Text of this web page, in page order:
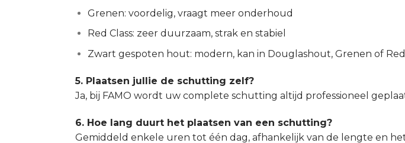
Grenen: voordelig, vraagt meer onderhoud
Red Class: zeer duurzaam, strak en stabiel
Zwart gespoten hout: modern, kan in Douglashout, Grenen of
5. Plaatsen jullie de schutting zelf?
Ja, bij FAMO wordt uw complete schutting altijd professioneel
6. Hoe lang duurt het plaatsen van een schutting?
Gemiddeld enkele uren tot één dag, afhankelijk van de lengte en